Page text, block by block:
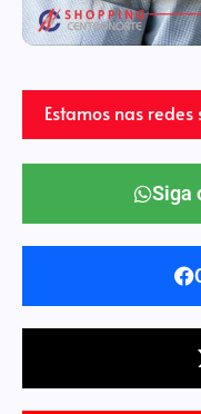
Estamos nas redes
Siga